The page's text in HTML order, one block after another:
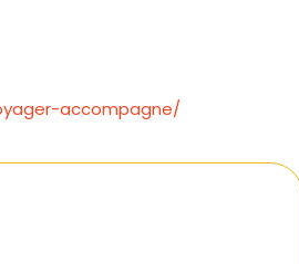
accompagne/